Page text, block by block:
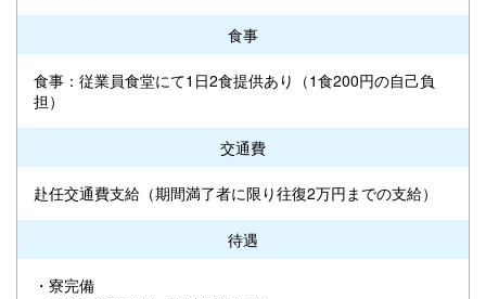
食事
食事：従業員食堂にて1日2食提供あり（1食200円の自己負
担）
交通費
赴任交通費支給（期間満了者に限り往復2万円までの支給）
待遇
・寮完備